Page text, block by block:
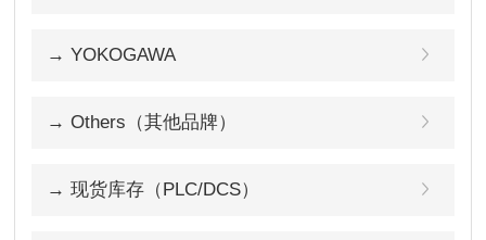
→ YOKOGAWA
→ Others（其他品牌）
→ 现货库存（PLC/DCS）